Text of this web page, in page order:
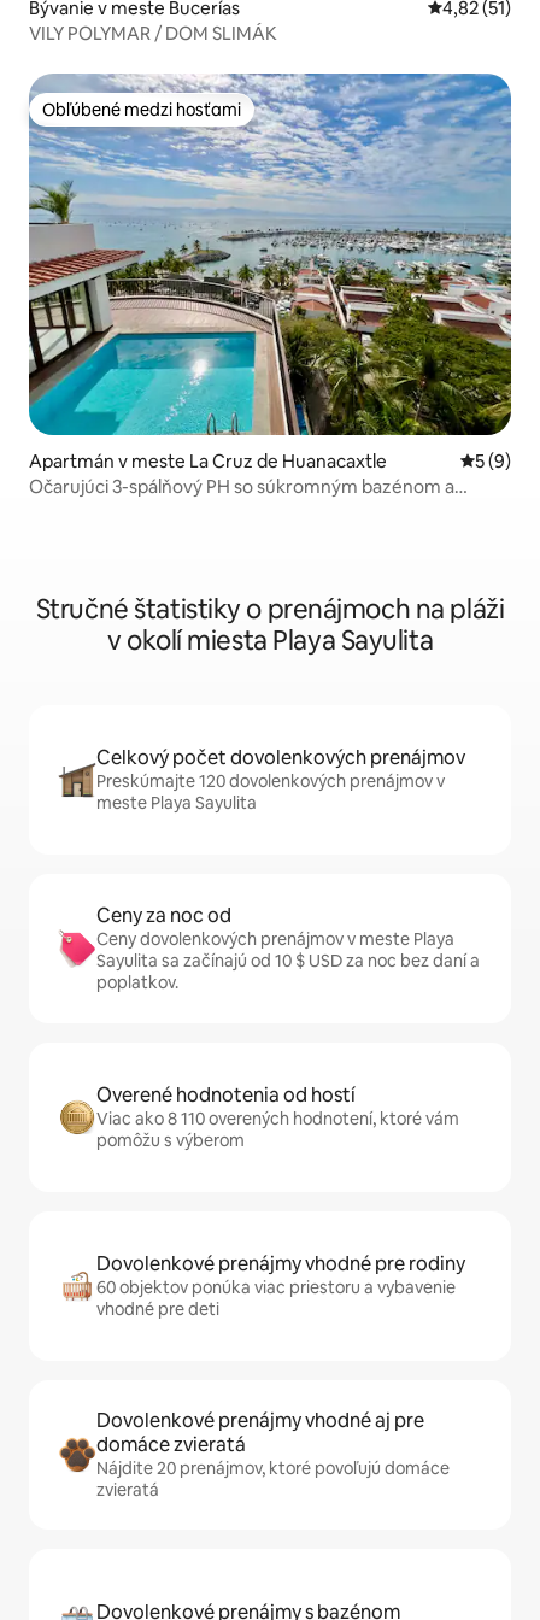
Bývanie v meste Bucerías Priemerné
4,82 (51)
VILY POLYMAR / DOM SLIMÁK
Obľúbené medzi hosťami
Obľúbené medzi hosťami
Apartmán v meste La Cruz de Huanacaxtle
5 (9)
Očarujúci 3-spálňový PH so súkromným bazénom a
Stručné štatistiky o prenájmoch na pláži
v okolí miesta Playa Sayulita
Celkový počet dovolenkových prenájmov
Preskúmajte 120 dovolenkových prenájmov v
meste Playa Sayulita
Ceny za noc od
Ceny dovolenkových prenájmov v meste Playa
Sayulita sa začínajú od 10 $ USD za noc bez daní a
poplatkov.
Overené hodnotenia od hostí
Viac ako 8 110 overených hodnotení, ktoré vám
pomôžu s výberom
Dovolenkové prenájmy vhodné pre rodiny
60 objektov ponúka viac priestoru a vybavenie
vhodné pre deti
Dovolenkové prenájmy vhodné aj pre
domáce zvieratá
Nájdite 20 prenájmov, ktoré povoľujú domáce
zvieratá
Dovolenkové prenájmy s bazénom